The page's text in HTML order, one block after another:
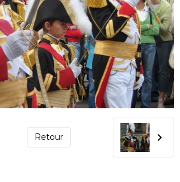
Retour